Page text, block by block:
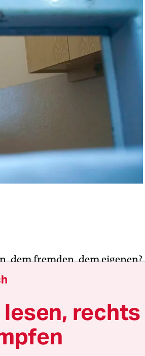
dem fremden, dem eigenen?
Und wenn ja, wie
Drohne durchs Silicon
Präsidenten. Wir
rechts